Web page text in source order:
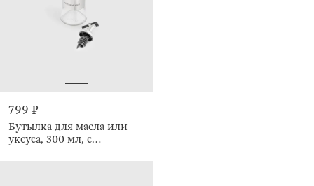
799 ₽
Бутылка для масла или
уксуса, 300 мл, с